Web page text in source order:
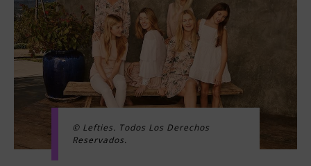
© Lefties. Todos Los Derechos
Reservados.